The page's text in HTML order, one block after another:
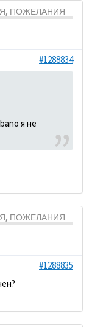
ПОЖЕЛАНИЯ
#1288834
я не
ПОЖЕЛАНИЯ
#1288835